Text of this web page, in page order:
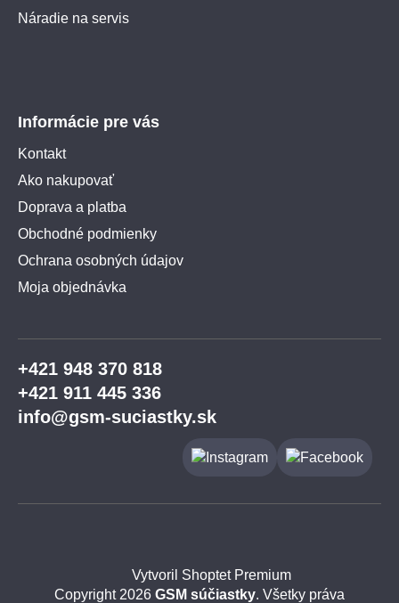
Náradie na servis
Informácie pre vás
Kontakt
Ako nakupovať
Doprava a platba
Obchodné podmienky
Ochrana osobných údajov
Moja objednávka
+421 948 370 818
+421 911 445 336
info@gsm-suciastky.sk
Vytvoril Shoptet Premium
Copyright 2026 GSM súčiastky. Všetky práva